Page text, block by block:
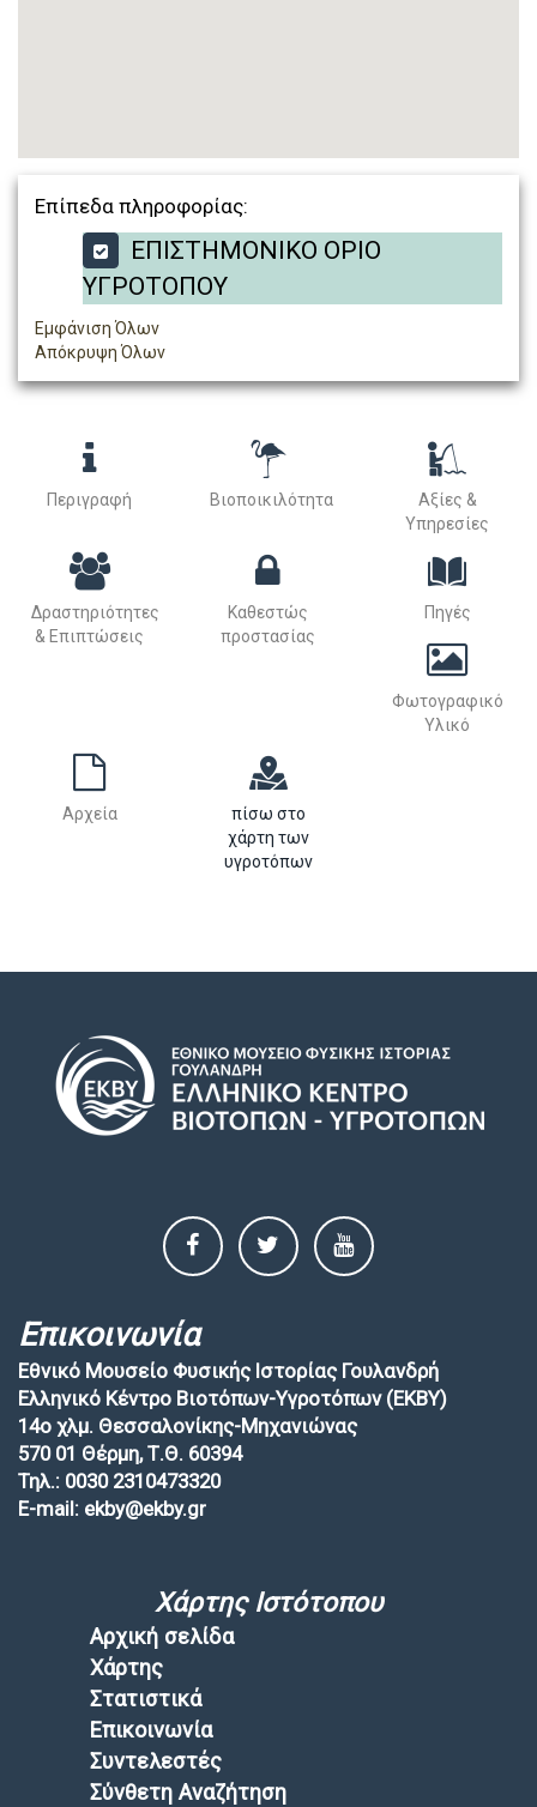
Επίπεδα πληροφορίας:
ΕΠΙΣΤΗΜΟΝΙΚΟ ΟΡΙΟ
ΥΓΡΟΤΟΠΟΥ
Εμφάνιση Όλων
Απόκρυψη Όλων
Περιγραφή Βιοποικιλότητα
Αξίες &
Υπηρεσίες
Δραστηριότητες
& Επιπτώσεις
Καθεστώς
προστασίας
Πηγές
Φωτογραφικό
Υλικό
Αρχεία
πίσω στο
χάρτη των
υγροτόπων
Επικοινωνία
Εθνικό Μουσείο Φυσικής Ιστορίας Γουλανδρή
Ελληνικό Κέντρο Βιοτόπων-Υγροτόπων (EKBY)
14ο χλμ. Θεσσαλονίκης-Μηχανιώνας
570 01 Θέρμη, Τ.Θ. 60394
Τηλ.: 0030 2310473320
E-mail: ekby@ekby.gr
Χάρτης Ιστότοπου
Αρχική σελίδα
Χάρτης
Στατιστικά
Επικοινωνία
Συντελεστές
Σύνθετη Αναζήτηση